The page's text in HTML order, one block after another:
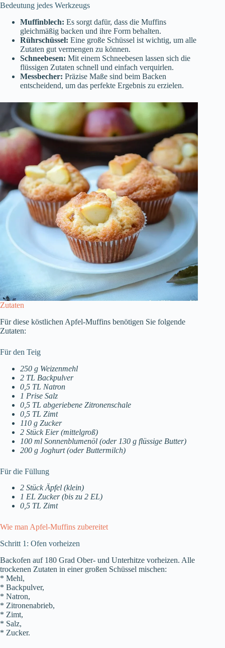
Bedeutung jedes Werkzeugs
Muffinblech: Es sorgt dafür, dass die Muffins
gleichmäßig backen und ihre Form behalten.
Rührschüssel: Eine große Schüssel ist wichtig, um alle
Zutaten gut vermengen zu können.
Schneebesen: Mit einem Schneebesen lassen sich die
flüssigen Zutaten schnell und einfach verquirlen.
Messbecher: Präzise Maße sind beim Backen
entscheidend, um das perfekte Ergebnis zu erzielen.
Zutaten
Für diese köstlichen Apfel-Muffins benötigen Sie folgende
Zutaten:
Für den Teig
250 g Weizenmehl
2 TL Backpulver
0,5 TL Natron
1 Prise Salz
0,5 TL abgeriebene Zitronenschale
0,5 TL Zimt
110 g Zucker
2 Stück Eier (mittelgroß)
100 ml Sonnenblumenöl (oder 130 g flüssige Butter)
200 g Joghurt (oder Buttermilch)
Für die Füllung
2 Stück Äpfel (klein)
1 EL Zucker (bis zu 2 EL)
0,5 TL Zimt
Wie man Apfel-Muffins zubereitet
Schritt 1: Ofen vorheizen
Backofen auf 180 Grad Ober- und Unterhitze vorheizen. Alle
trockenen Zutaten in einer großen Schüssel mischen:
* Mehl,
* Backpulver,
* Natron,
* Zitronenabrieb,
* Zimt,
* Salz,
* Zucker.